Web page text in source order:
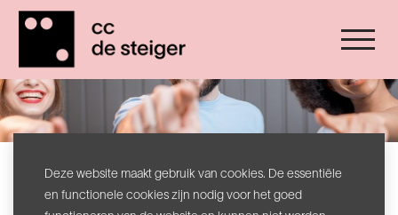
Wij zoeken jou!
Heb jij een hart voor cultuur, ben je sociaal en ontvang je graag
Deze website maakt gebruik van cookies. De essentiële
en functionele cookies zijn nodig voor het goed